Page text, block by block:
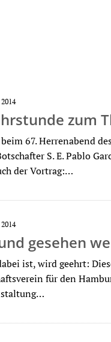
zum
67. Herrenabend
S. E. Pablo
der Vortrag:…
gesehen
ist, wird geehrt:
für den